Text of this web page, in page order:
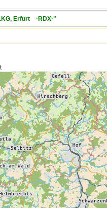
Erfurt ·RDX·"